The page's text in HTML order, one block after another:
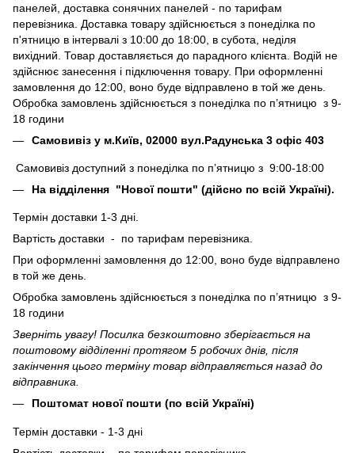
панелей, доставка сонячних панелей - по тарифам
перевізника. Доставка товару здійснюється з понеділка по
п'ятницю в інтервалі з 10:00 до 18:00, в субота, неділя
вихідний. Товар доставляється до парадного клієнта. Водій не
здійснює занесення і підключення товару. При оформленні
замовлення до 12:00, воно буде відправлено в той же день.
Обробка замовлень здійснюється з понеділка по п’ятницю з 9-
18 години
Самовивіз у м.Київ, 02000 вул.Радунська 3 офіс 403
Самовивіз доступний з понеділка по п’ятницю з 9:00-18:00
На відділення "Нової пошти" (дійсно по всій Україні).
Термін доставки 1-3 дні.
Вартість доставки - по тарифам перевізника.
При оформленні замовлення до 12:00, воно буде відправлено
в той же день.
Обробка замовлень здійснюється з понеділка по п’ятницю з 9-
18 години
Зверніть увагу! Посилка безкоштовно зберігається на
поштовому відділенні протягом 5 робочих днів, після
закінчення цього терміну товар відправляється назад до
відправника.
Поштомат нової пошти (по всій Україні)
Термін доставки - 1-3 дні